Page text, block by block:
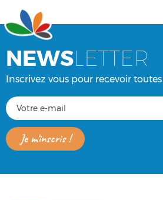
NEWSLETTER
Inscrivez vous pour recevoir